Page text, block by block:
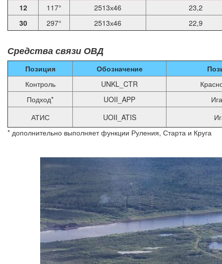
12
117° 2513х46
23,2
30
297° 2513х46 22,9
Средства связи ОВД
Позиция Обозначение
Контроль
UNKL_CTR
Подход*
UOII_APP
АТИС
UOII_ATIS
* дополнительно выполняет функции Руления, Старта и Круга